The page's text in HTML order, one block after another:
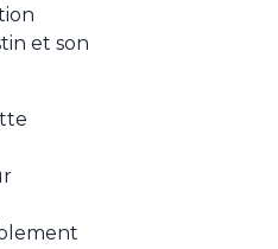
et son